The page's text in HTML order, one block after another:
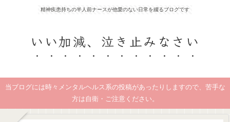
精神疾患持ちの半人前ナースが他愛のない日常を綴るブログです
いい加減、泣き止みなさい
当ブログには時々メンタルヘルス系の投稿があったりしますので、苦手な
方は自衛・ご注意ください。